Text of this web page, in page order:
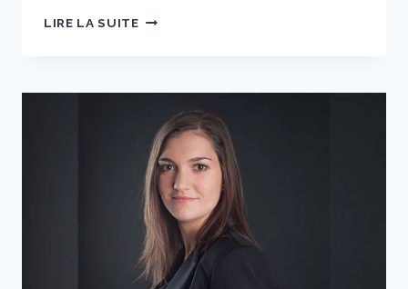
LIRE LA SUITETRAVAUX
L’ENTRETIEN,
RELAIS
D’ACTIVITÉ
INDISPENSABLE
»